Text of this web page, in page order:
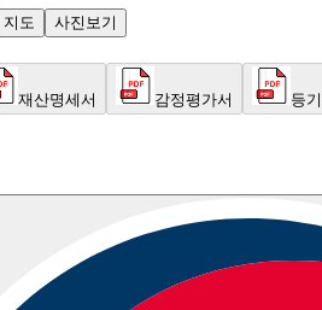
지도 사진보기
재산명세서 감정평가서 등